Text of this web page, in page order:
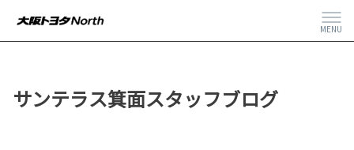
MENU
サンテラス箕面スタッフブログ